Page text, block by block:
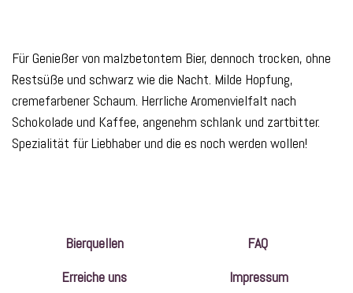
Für Genießer von malzbetontem Bier, dennoch trocken, ohne
Restsüße und schwarz wie die Nacht. Milde Hopfung,
cremefarbener Schaum. Herrliche Aromenvielfalt nach
Schokolade und Kaffee, angenehm schlank und zartbitter.
Spezialität für Liebhaber und die es noch werden wollen!
Bierquellen
Erreiche uns
FAQ
Impressum